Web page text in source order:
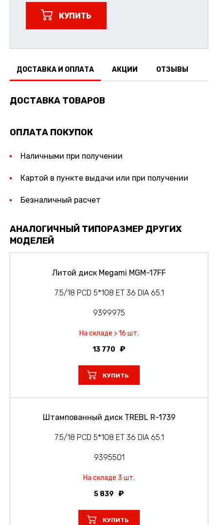
КУПИТЬ
ДОСТАВКА И ОПЛАТА АКЦИИ ОТЗЫВЫ
ДОСТАВКА ТОВАРОВ
ОПЛАТА ПОКУПОК
Наличными при получении
Картой в пункте выдачи или при получении
Безналичный расчет
АНАЛОГИЧНЫЙ ТИПОРАЗМЕР ДРУГИХ
МОДЕЛЕЙ
Литой диск Megami MGM-17FF
7.5/18 PCD 5*108 ET 36 DIA 65.1
9399975
На складе > 16 шт.
13 770
КУПИТЬ
Штампованный диск TREBL R-1739
7.5/18 PCD 5*108 ET 36 DIA 65.1
9395501
На складе 3 шт.
5 839
КУПИТЬ